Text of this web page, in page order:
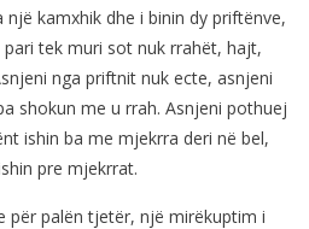
një kamxhik dhe i binin dy priftënve,
pari tek muri sot nuk rrahët, hajt,
nga priftnit nuk ecte, asnjeni
shokun me u rrah. Asnjeni pothuej
ishin ba me mjekrra deri në bel,
pre mjekrrat.
për palën tjetër, një mirëkuptim i